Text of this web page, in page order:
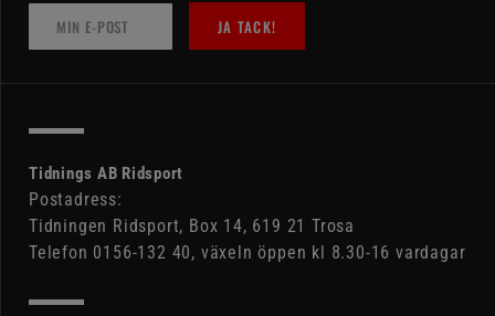
JA TACK!
Tidnings AB Ridsport
Postadress:
Tidningen Ridsport, Box 14, 619 21 Trosa
Telefon 0156-132 40, växeln öppen kl 8.30-16 vardagar